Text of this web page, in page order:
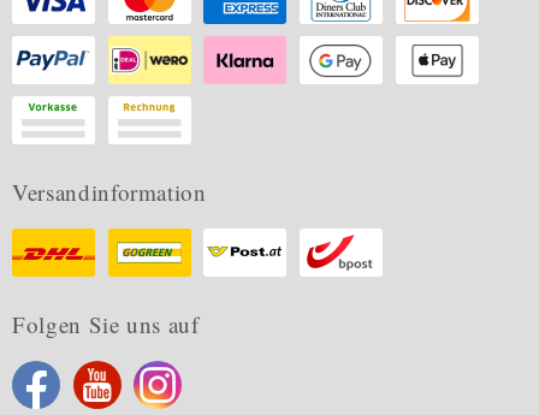
Versandinformation
Folgen Sie uns auf